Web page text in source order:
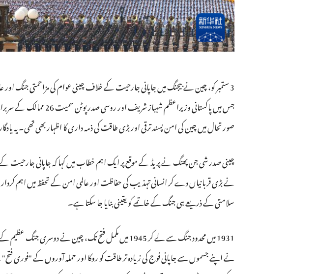
جس میں پاکستانی
صورتحال میں چین کی امن پسند ترقی اور بڑی طاقت کی ذمہ داری کا اظہار بھی تھی۔
چینی صدر شی جن پھنگ نے پریڈ کے موقع پر ایک اہم خطاب میں کہا کہ جاپانی جارحیت
نے بڑی قربانیاں دے کر انسانی تہذیب کی حفاظت اور عالمی امن کے تحفظ میں اہم کردار
سلامتی کے ذریعے ہی جنگ کے خاتمے کو یقینی بنایا جا سکتا ہے۔
1931 میں محدود جنگ سے لے کر 1945 میں مکمل فتح تک،